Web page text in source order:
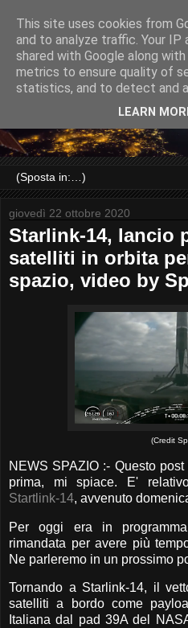
giovedì 22 ottobre 2020
Starlink-14, lancio
satelliti in orbita
spazio, video by
(Credit
NEWS SPAZIO :- Questo
prima, mi spiace. E'
Startlink-14, avvenuto
Per oggi era in
rimandata per avere più
Ne parleremo in un prossimo
Tornando a Starlink-14, il
satelliti a bordo come
Italiana dal pad 39A del
This site uses cookies from
and to analyze traffic. Your IP
shared with Google along
metrics to ensure quality of
statistics, and to detect and
LEARN